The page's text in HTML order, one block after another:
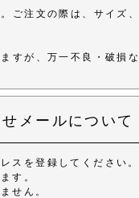
ご注文の際は、サイズ
すが、万一不良・破損
メールについて
スを登録してください。
す。
せん。